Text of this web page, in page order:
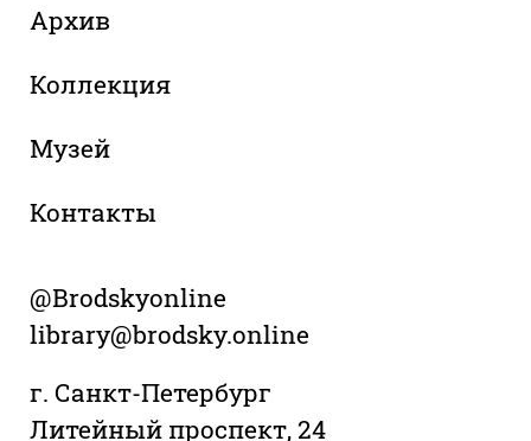
Архив
Коллекция
Музей
Контакты
@Brodskyonline
library@brodsky.online
г. Санкт-Петербург
Литейный проспект, 24